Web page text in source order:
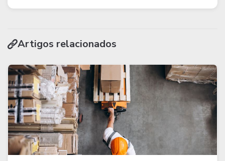
Artigos relacionados